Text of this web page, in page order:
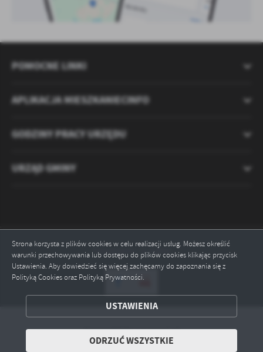
Strona korzysta z plików cookies w celu realizacji usług. Możesz określić
warunki przechowywania lub dostępu do plików cookies klikając przycisk
Ustawienia. Aby dowiedzieć się więcej zachęcamy do zapoznania się z
Polityką Cookies oraz Polityką Prywatności.
USTAWIENIA
ODRZUĆ WSZYSTKIE
ZAPISZ WYBRANE
POMOCNE LINKI
APLIKACJA MIESZKANIECINFO
GODZINY PRACY URZĘDU
URZĄD GMINY
Odwiedzin: 2120895
Copyright by ryczywol.pl